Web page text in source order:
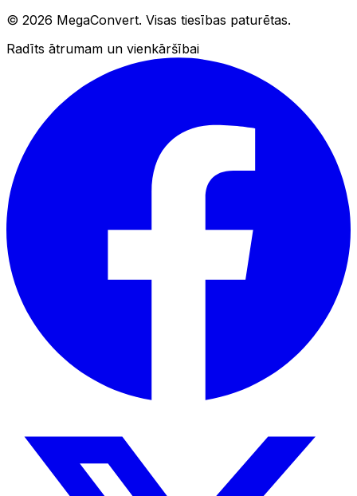
© 2026 MegaConvert. Visas tiesības paturētas.
Radīts ātrumam un vienkāršībai